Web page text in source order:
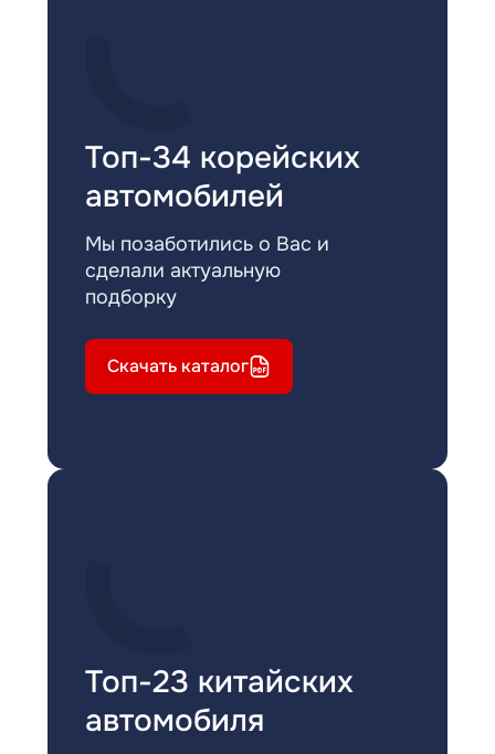
Топ-34 корейских
автомобилей
Мы позаботились о Вас и
сделали актуальную
подборку
Скачать каталог
Топ-23 китайских
автомобиля